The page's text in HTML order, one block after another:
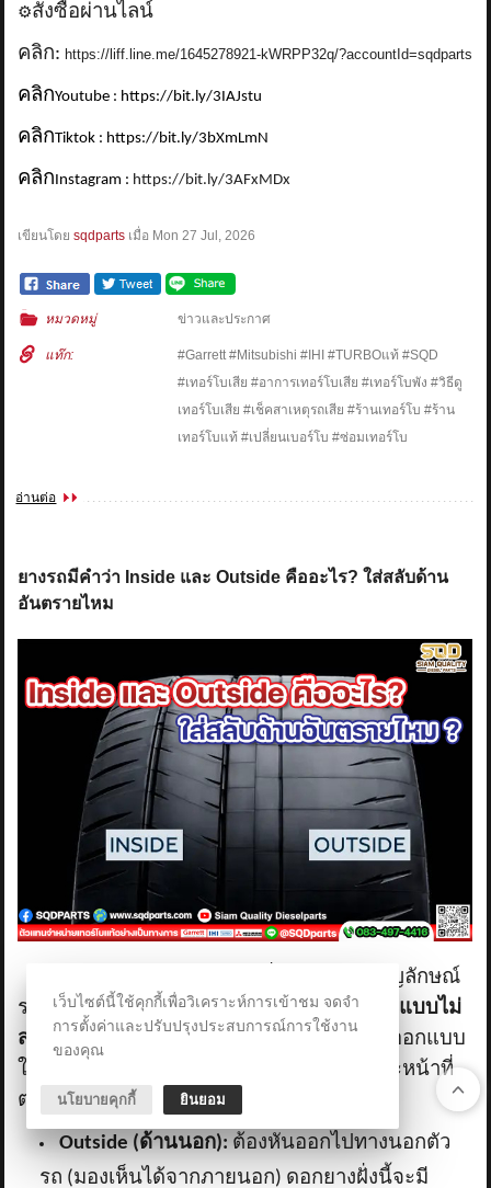
⚙️สั่งซื้อผ่านไลน์
คลิก: https://liff.line.me/1645278921-kWRPP32q/?accountId=sqdparts
คลิกYoutube : https://bit.ly/3IAJstu
คลิกTiktok : https://bit.ly/3bXmLmN
คลิก Instagram : https://bit.ly/3AFxMDx
เขียนโดยsqdparts เมื่อ Mon 27 Jul, 2026
หมวดหมู่ ข่าวและประกาศ
แท๊ก:
#Garrett #Mitsubishi #IHI #TURBOแท้ #SQD
#เทอร์โบเสีย #อาการเทอร์โบเสีย #เทอร์โบพัง #วิธีดู
เทอร์โบเสีย #เช็คสาเหตุรถเสีย #ร้านเทอร์โบ #ร้าน
เทอร์โบแท้ #เปลี่ยนเบอร์โบ #ซ่อมเทอร์โบ
อ่านต่อ
ยางรถมีคำว่า Inside และ Outside คืออะไร? ใส่สลับด้าน
อันตรายไหม
ที่แก้มยาง คือสัญลักษณ์
ระบุทิศทางการติดตั้งสำหรับยางลายดอกยางแบบไม่
สมมติ (
Asymmetric Tires)
ครับ ซึ่งได้รับการออกแบบ
ให้ดอกยางฝั่งซ้ายและฝั่งขวามีโครงสร้างและหน้าที่
ต่างกันโดยสิ้นเชิง
Outside (ด้านนอก): ต้องหันออกไปทางนอกตัว
รถ (มองเห็นได้จากภายนอก) ดอกยางฝั่งนี้จะมี
เว็บไซต์นี้ใช้คุกกี้เพื่อวิเคราะห์การเข้าชม จดจำ
การตั้งค่าและปรับปรุงประสบการณ์การใช้งาน
ของคุณ
นโยบายคุกกี้ ยินยอม